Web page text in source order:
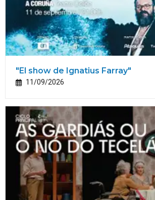
"El show de Ignatius Farray"
11/09/2026